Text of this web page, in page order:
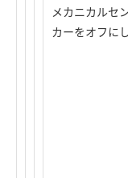
メカニカルセ
カーをオフに